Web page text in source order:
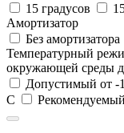
15 градусов
Амортизатор
Без амортизатора
Температурный
окружающей среды
Допустимый от -
С